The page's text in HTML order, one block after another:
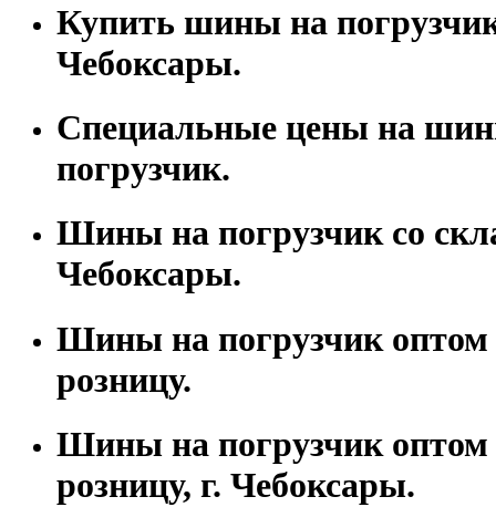
Купить шины на
Чебоксары.
Специальные цены на
погрузчик.
Шины на погрузчик со
Чебоксары.
Шины на погрузчик оптом
розницу.
Шины на погрузчик оптом
розницу, г. Чебоксары.